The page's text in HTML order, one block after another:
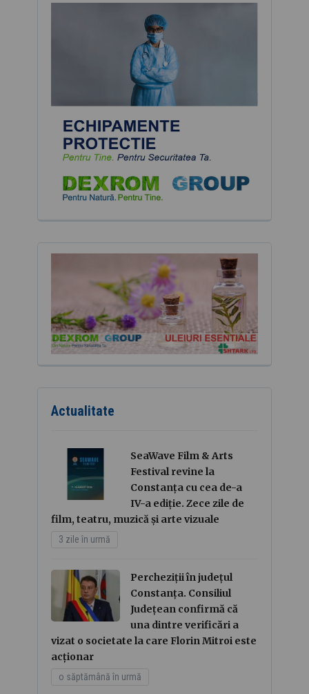
Actualitate
SeaWave Film & Arts
Festival revine la
Constanța cu cea de-a
IV-a ediție. Zece zile de
film, teatru, muzică și arte vizuale
3 zile în urmă
Percheziții în județul
Constanța. Consiliul
Județean confirmă că
una dintre verificări a
vizat o societate la care Florin Mitroi este
acționar
o săptămână în urmă